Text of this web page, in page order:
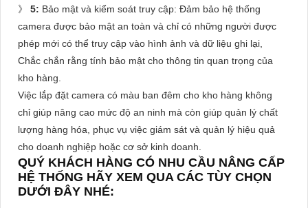
》 5: Bảo mật và kiểm soát truy cập: Đảm bảo hệ thống
camera được bảo mật an toàn và chỉ có những người được
phép mới có thể truy cập vào hình ảnh và dữ liệu ghi lại,
Chắc chắn rằng tính bảo mật cho thông tin quan trọng của
kho hàng.
Việc lắp đặt camera có màu ban đêm cho kho hàng không
chỉ giúp nâng cao mức độ an ninh mà còn giúp quản lý chất
lượng hàng hóa, phục vụ việc giám sát và quản lý hiệu quả
cho doanh nghiệp hoặc cơ sở kinh doanh.
QUÝ KHÁCH HÀNG CÓ NHU CẦU NÂNG CẤP
HỆ THỐNG HÃY XEM QUA CÁC TÙY CHỌN
DƯỚI ĐÂY NHÉ: